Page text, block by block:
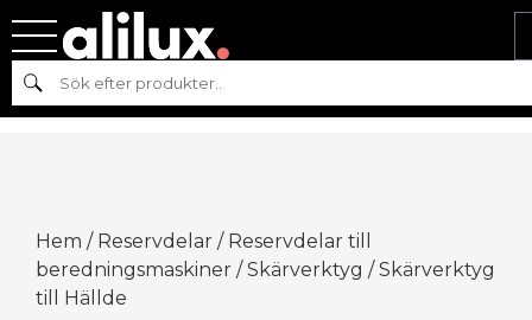
Sök
Hem / Reservdelar / Reservdelar till
beredningsmaskiner /Skärverktyg / Skärverktyg
till Hällde